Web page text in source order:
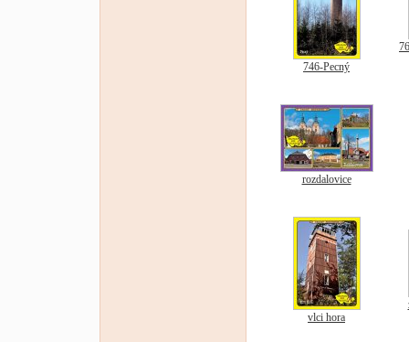
746-Pecný
rozdalovice
vlci hora